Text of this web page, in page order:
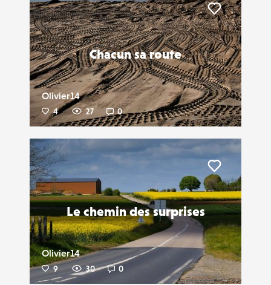
Chacun sa route
Olivier14
4 27 0
Liker
Le chemin des surprises
Olivier14
9 30 0